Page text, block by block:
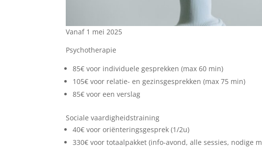
Vanaf 1 mei 2025
Psychotherapie
85€ voor individuele gesprekken (max 60 min)
105€ voor relatie- en gezinsgesprekken (max 75 min)
85€ voor een verslag
Sociale vaardigheidstraining
40€ voor oriënteringsgesprek (1/2u)
330€ voor totaalpakket (info-avond, alle sessies, nodige